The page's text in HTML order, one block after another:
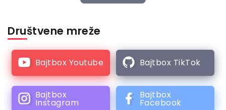
Društvene mreže
Bajtbox Youtube Bajtbox TikTok
Bajtbox
Instagram
Bajtbox
Facebook